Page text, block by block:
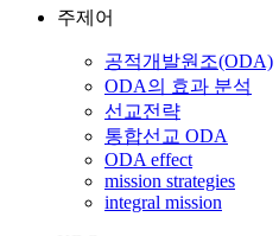
주제어
공적개발원조(ODA)
ODA의 효과 분석
선교전략
통합선교 ODA
ODA effect
mission strategies
integral mission